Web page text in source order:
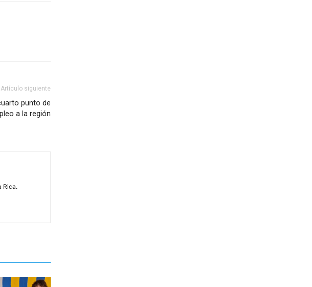
Artículo siguiente
punto de
a la región
Rica.